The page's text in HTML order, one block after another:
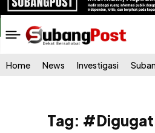
Home News Investigasi
Tag: #Digugat